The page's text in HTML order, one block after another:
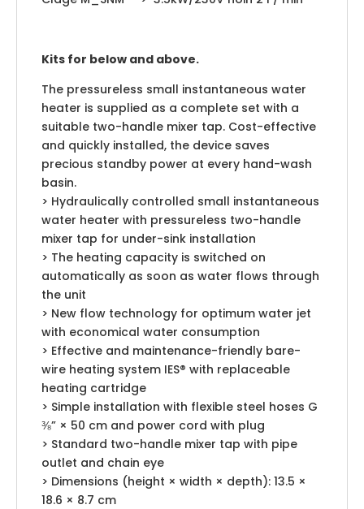
Kits for below and above.
The pressureless small instantaneous water
heater is supplied as a complete set with a
suitable two-handle mixer tap. Cost-effective
and quickly installed, the device saves
precious standby power at every hand-wash
basin.
> Hydraulically controlled small instantaneous
water heater with pressureless two-handle
mixer tap for under-sink installation
> The heating capacity is switched on
automatically as soon as water flows through
the unit
> New flow technology for optimum water jet
with economical water consumption
> Effective and maintenance-friendly bare-
wire heating system IES® with replaceable
heating cartridge
> Simple installation with flexible steel hoses G
⅜” × 50 cm and power cord with plug
> Standard two-handle mixer tap with pipe
outlet and chain eye
> Dimensions (height × width × depth): 13.5 ×
18.6 × 8.7 cm